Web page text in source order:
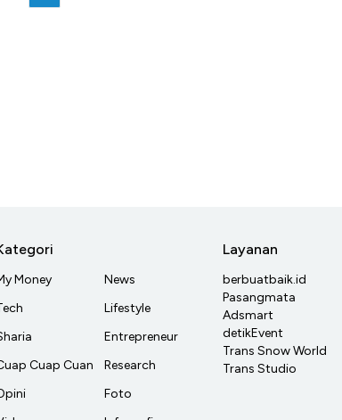
Money
Cuap Cuan
News
Lifestyle
Entrepreneur
Research
Foto
Layanan
berbuatbaik.id
Pasangmata
Adsmart
detikEvent
Trans Snow World
Trans Studio